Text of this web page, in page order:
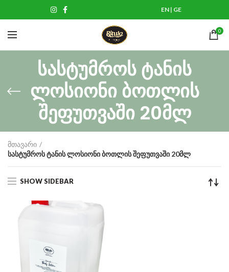
EN| GE
0
სასტუმროს ტანის
ლოსიონი ბოთლის
შეფუთვაში 20მლ
მთავარი
სასტუმროს ტანის ლოსიონი ბოთლის შეფუთვაში 20მლ
SHOW SIDEBAR